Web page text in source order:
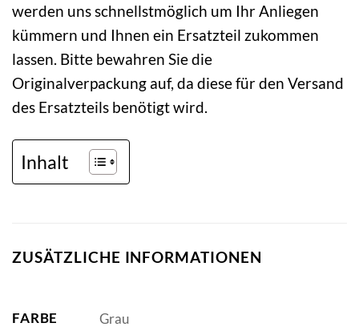
werden uns schnellstmöglich um Ihr Anliegen
kümmern und Ihnen ein Ersatzteil zukommen
lassen. Bitte bewahren Sie die
Originalverpackung auf, da diese für den Versand
des Ersatzteils benötigt wird.
Inhalt
ZUSÄTZLICHE INFORMATIONEN
FARBE Grau